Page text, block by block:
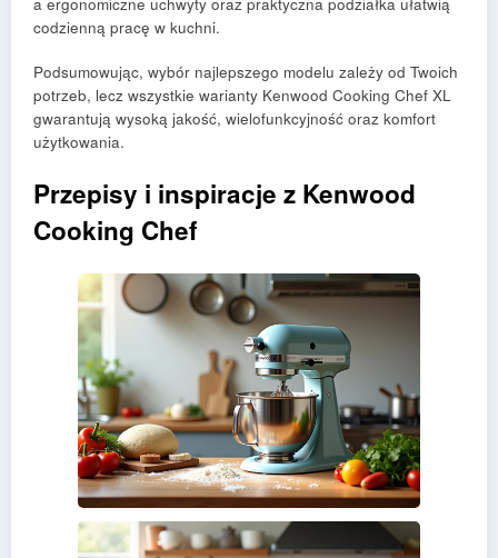
codzienną pracę w kuchni.
Podsumowując, wybór najlepszego modelu zależy od Twoich
potrzeb, lecz wszystkie warianty Kenwood Cooking Chef XL
gwarantują wysoką jakość, wielofunkcyjność oraz komfort
użytkowania.
Przepisy i inspiracje z Kenwood
Cooking Chef